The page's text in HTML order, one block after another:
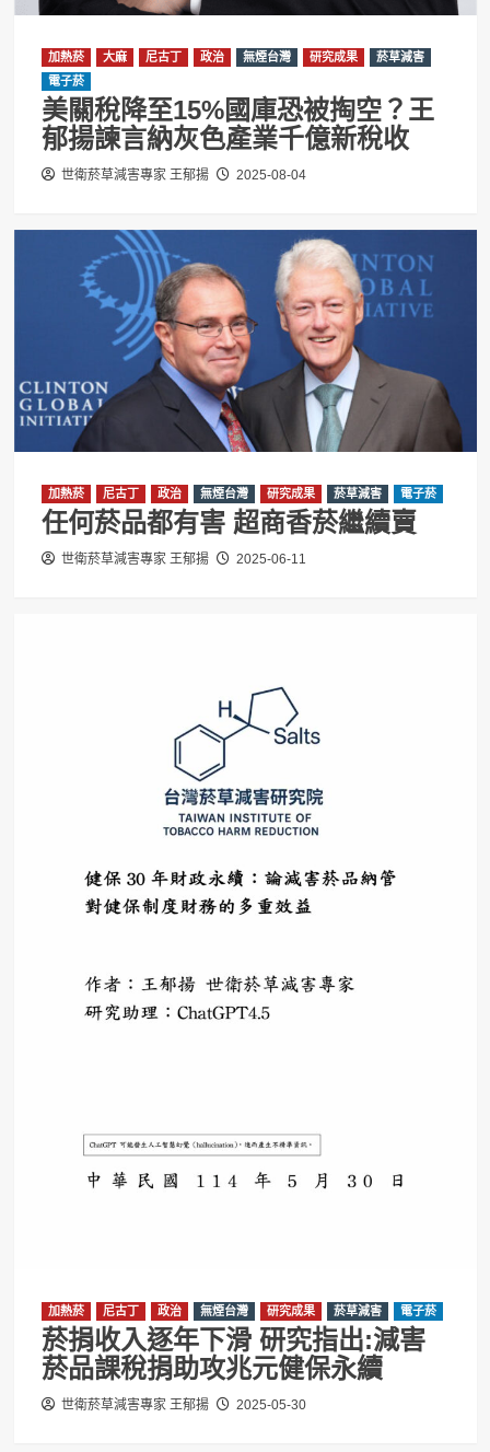
加熱菸 大麻 尼古丁 政治 無煙台灣 研究成果
菸草減害
電子菸
美關稅降至15%國庫恐被掏空？王
郁揚諫言納灰色產業千億新稅收
世衛菸草減害專家 王郁揚 2025-08-04
加熱菸 尼古丁 政治 無煙台灣 研究成果 菸草減害 電子菸
任何菸品都有害 超商香菸繼續賣
世衛菸草減害專家 王郁揚 2025-06-11
加熱菸 尼古丁 政治 無煙台灣 研究成果 菸草減害 電子菸
菸捐收入逐年下滑 研究指出:減害
菸品課稅捐助攻兆元健保永續
世衛菸草減害專家 王郁揚 2025-05-30